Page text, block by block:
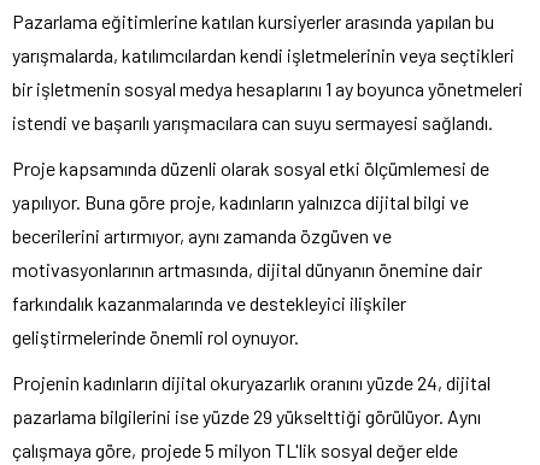
Pazarlama eğitimlerine katılan kursiyerler arasında yapılan bu
yarışmalarda, katılımcılardan kendi işletmelerinin veya seçtikleri
bir işletmenin sosyal medya hesaplarını 1 ay boyunca yönetmeleri
istendi ve başarılı yarışmacılara can suyu sermayesi sağlandı.
Proje kapsamında düzenli olarak sosyal etki ölçümlemesi de
yapılıyor. Buna göre proje, kadınların yalnızca dijital bilgi ve
becerilerini artırmıyor, aynı zamanda özgüven ve
motivasyonlarının artmasında, dijital dünyanın önemine dair
farkındalık kazanmalarında ve destekleyici ilişkiler
geliştirmelerinde önemli rol oynuyor.
Projenin kadınların dijital okuryazarlık oranını yüzde 24, dijital
pazarlama bilgilerini ise yüzde 29 yükselttiği görülüyor. Aynı
çalışmaya göre, projede 5 milyon TL'lik sosyal değer elde